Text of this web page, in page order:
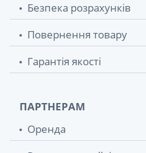
Безпека розрахунків
Повернення товару
Гарантія якості
ПАРТНЕРАМ
Оренда